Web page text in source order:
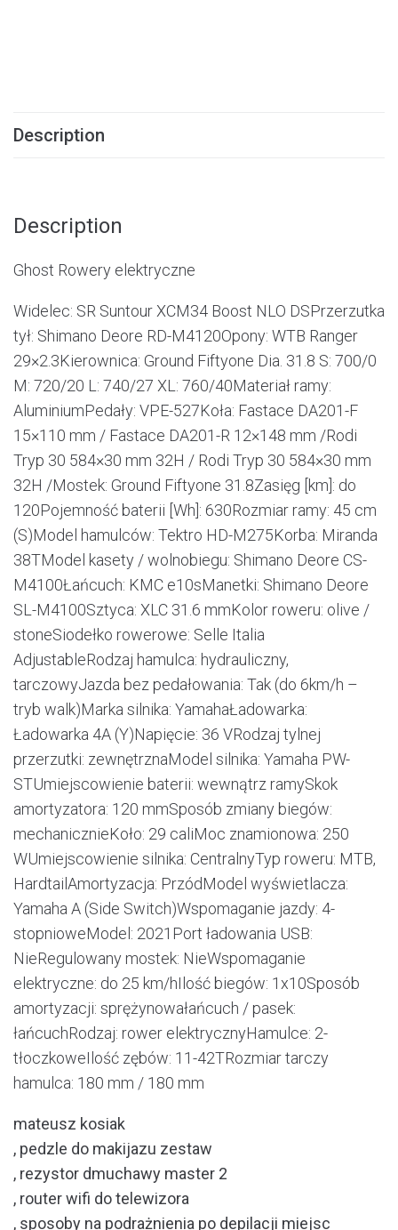
Description
Description
Ghost Rowery elektryczne
Widelec: SR Suntour XCM34 Boost NLO DSPrzerzutka
tył: Shimano Deore RD-M4120Opony: WTB Ranger
29×2.3Kierownica: Ground Fiftyone Dia. 31.8 S: 700/0
M: 720/20 L: 740/27 XL: 760/40Materiał ramy:
AluminiumPedały: VPE-527Koła: Fastace DA201-F
15×110 mm / Fastace DA201-R 12×148 mm /Rodi
Tryp 30 584×30 mm 32H / Rodi Tryp 30 584×30 mm
32H /Mostek: Ground Fiftyone 31.8Zasięg [km]: do
120Pojemność baterii [Wh]: 630Rozmiar ramy: 45 cm
(S)Model hamulców: Tektro HD-M275Korba: Miranda
38TModel kasety / wolnobiegu: Shimano Deore CS-
M4100Łańcuch: KMC e10sManetki: Shimano Deore
SL-M4100Sztyca: XLC 31.6 mmKolor roweru: olive /
stoneSiodełko rowerowe: Selle Italia
AdjustableRodzaj hamulca: hydrauliczny,
tarczowyJazda bez pedałowania: Tak (do 6km/h –
tryb walk)Marka silnika: YamahaŁadowarka:
Ładowarka 4A (Y)Napięcie: 36 VRodzaj tylnej
przerzutki: zewnętrznaModel silnika: Yamaha PW-
STUmiejscowienie baterii: wewnątrz ramySkok
amortyzatora: 120 mmSposób zmiany biegów:
mechanicznieKoło: 29 caliMoc znamionowa: 250
WUmiejscowienie silnika: CentralnyTyp roweru: MTB,
HardtailAmortyzacja: PrzódModel wyświetlacza:
Yamaha A (Side Switch)Wspomaganie jazdy: 4-
stopnioweModel: 2021Port ładowania USB:
NieRegulowany mostek: NieWspomaganie
elektryczne: do 25 km/hIlość biegów: 1x10Sposób
amortyzacji: sprężynowałańcuch / pasek:
łańcuchRodzaj: rower elektrycznyHamulce: 2-
tłoczkoweIlość zębów: 11-42TRozmiar tarczy
hamulca: 180 mm / 180 mm
mateusz kosiak
, pedzle do makijazu zestaw
, rezystor dmuchawy master 2
, router wifi do telewizora
, sposoby na podrażnienia po depilacji miejsc